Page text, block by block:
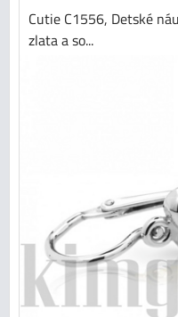
Cutie C1556, Detské
zlata a so...